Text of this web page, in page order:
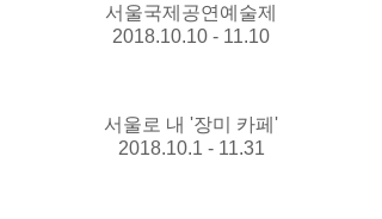
서울국제공연예술제
2018.10.10 - 11.10
서울로 내 '장미 카페'
2018.10.1 - 11.31